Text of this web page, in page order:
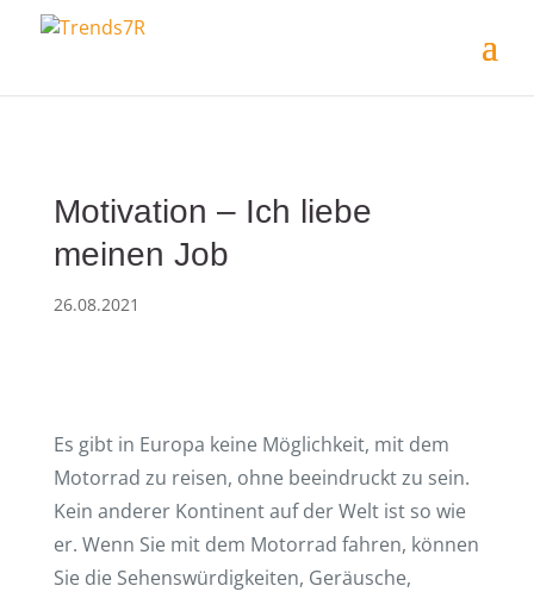
Motivation – Ich liebe
meinen Job
26.08.2021
Es gibt in Europa keine Möglichkeit, mit dem
Motorrad zu reisen, ohne beeindruckt zu sein.
Kein anderer Kontinent auf der Welt ist so wie
er. Wenn Sie mit dem Motorrad fahren, können
Sie die Sehenswürdigkeiten, Geräusche,